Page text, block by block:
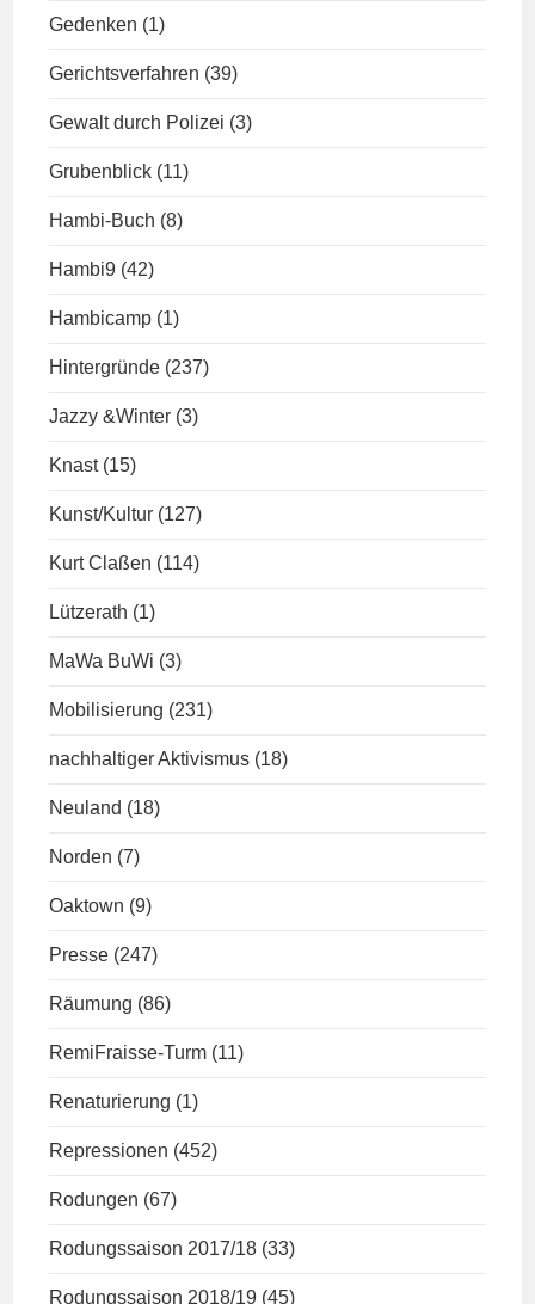
Gedenken (1)
Gerichtsverfahren (39)
Gewalt durch Polizei (3)
Grubenblick (11)
Hambi-Buch (8)
Hambi9 (42)
Hambicamp (1)
Hintergründe (237)
Jazzy &Winter (3)
Knast (15)
Kunst/Kultur (127)
Kurt Claßen (114)
Lützerath (1)
MaWa BuWi (3)
Mobilisierung (231)
nachhaltiger Aktivismus (18)
Neuland (18)
Norden (7)
Oaktown (9)
Presse (247)
Räumung (86)
RemiFraisse-Turm (11)
Renaturierung (1)
Repressionen (452)
Rodungen (67)
Rodungssaison 2017/18 (33)
Rodungssaison 2018/19 (45)